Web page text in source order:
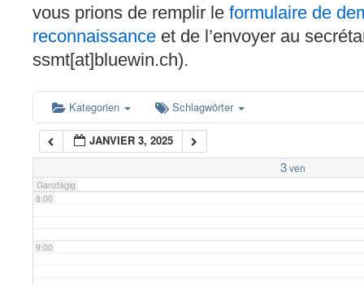
vous prions de remplir le formulaire de
reconnaissance et de l’envoyer au
ssmt[at]bluewin.ch).
Kategorien Schlagwörter
JANVIER 3, 2025
3 ven
Ganztägig
6:00
7:00
8:00
9:00